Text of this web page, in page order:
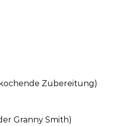
Zubereitung)
Granny Smith)